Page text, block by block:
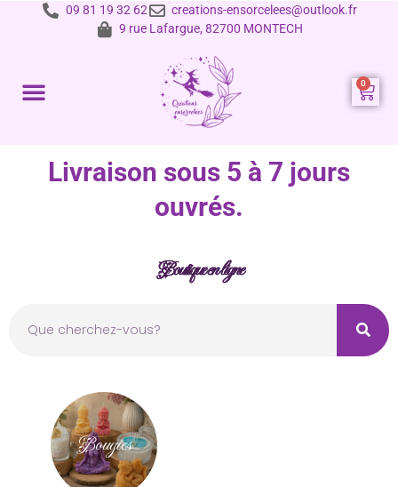
09 81 19 32 62
creations-ensorcelees@outlook.fr
9 rue Lafargue, 82700 MONTECH
Livraison sous 5 à 7 jours
ouvrés.
Boutique en ligne
Bougies